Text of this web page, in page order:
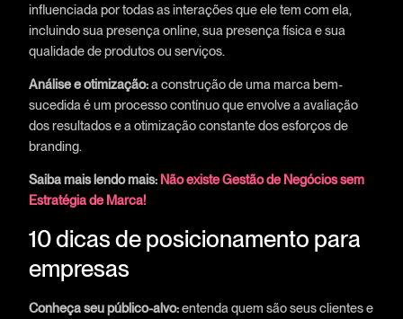
influenciada por todas as interações que ele tem com ela,
incluindo sua presença online, sua presença física e sua
qualidade de produtos ou serviços.
Análise e otimização:a construção de uma marca bem-
sucedida é um processo contínuo que envolve a avaliação
dos resultados e a otimização constante dos esforços de
branding.
Saiba mais lendo mais: Não existe Gestão de Negócios sem
Estratégia de Marca!
10 dicas de posicionamento para
empresas
Conheça seu público-alvo:entenda quem são seus clientes e